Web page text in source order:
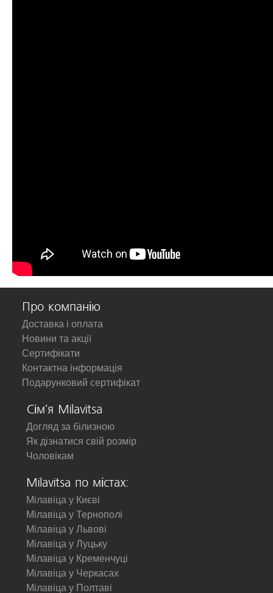
Про компанію
Доставка і оплата
Новини та акції
Сертифікати
Контактна інформація
Подарунковий сертифікат
Сім'я Milavitsa
Догляд за білизною
Як дізнатися свій розмір
Чоловікам
Milavitsa по містах:
Мілавіца у Києві
Мілавіца у Тернополі
Мілавіца у Львові
Мілавіца у Луцьку
Мілавіца у Кременчуці
Мілавіца у Черкасах
Мілавіца у Полтаві